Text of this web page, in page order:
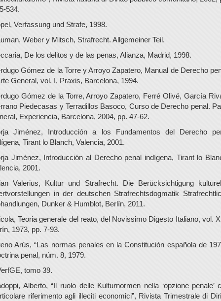
534.
Verfassung und Strafe, 1998.
Weber y Mitsch, Strafrecht. Allgemeiner Teil.
De los delitos y de las penas, Alianza, Madrid, 1998.
Gómez de la Torre y Arroyo Zapatero, Manual de Derecho
General, vol. I, Praxis, Barcelona, 1994.
Gómez de la Torre, Arroyo Zapatero, Ferré Olivé, García
Piedecasas y Terradillos Basoco, Curso de Derecho penal.
Experiencia, Barcelona, 2004, pp. 47-62.
Jiménez, Introducción a los Fundamentos del Derecho
Tirant lo Blanch, Valencia, 2001.
Jiménez, Introducción al Derecho penal indígena, Tirant lo
2001.
Valerius, Kultur und Strafrecht. Die Berücksichtigung
in der deutschen Strafrechtsdogmatik
Dunker & Humblot, Berlín, 2011.
Teoria generale del reato, del Novissimo Digesto Italiano, vol.
1973, pp. 7-93.
Arús, “Las normas penales en la Constitución española de
penal, núm. 8, 1979.
tomo 39.
Alberto, “Il ruolo delle Kulturnormen nella ‘opzione penale’
riferimento agli illeciti economici”, Rivista Trimestrale di